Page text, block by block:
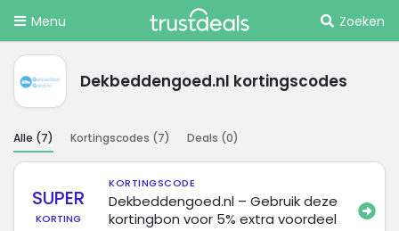
Menu Zoeken
Dekbeddengoed.nl kortingscodes
Alle (7) Kortingscodes (7) Deals (0)
SUPER
KORTING
KORTINGSCODE
Dekbeddengoed.nl – Gebruik deze
kortingbon voor 5% extra voordeel